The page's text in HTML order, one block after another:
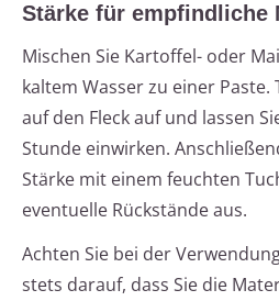
Stärke für empfindliche
Mischen Sie Kartoffel- oder
kaltem Wasser zu einer Paste.
auf den Fleck auf und lassen
Stunde einwirken.
Stärke mit einem feuchten
eventuelle Rückstände aus.
Achten Sie bei der
stets darauf, dass Sie die